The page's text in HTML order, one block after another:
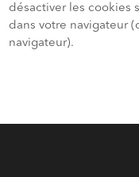
désactiver les cookies
dans votre navigateur
navigateur).